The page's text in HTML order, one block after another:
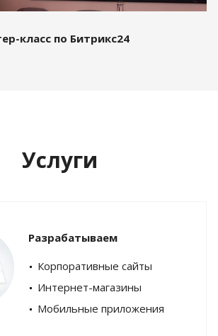
класс по Битрикс24
Услуги
Разрабатываем
Корпоративные сайты
Интернет-магазины
Мобильные приложения